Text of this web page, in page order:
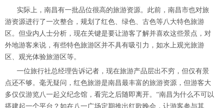
实际上，南昌有一批品位很高的旅游资源。此前，南昌市也对旅
游资源进行了一次整合，规划了红色、绿色、古色等八大特色旅游
区。但业内人士分析，现在关键是要让游客了解并喜欢这些景点，对
外地游客来说，有些特色旅游区并不具有吸引力，如水上观光旅游
区、观光体验旅游区等。
一位旅行社总经理告诉记者，现在旅游产品层出不穷，但仅有景
点还不够。毫无疑问，红色旅游是南昌最丰富的旅游资源，但游客大
多仅仅游览八一起义纪念馆，看完之后随即离开。“南昌为什么不可以
搭建起一个平台？如在八一广场定期推出红歌晚会，让游客参与其